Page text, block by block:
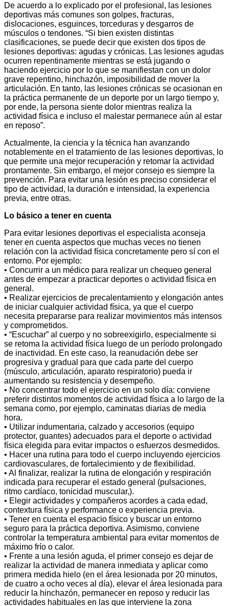
De acuerdo a lo explicado por el profesional, las lesiones
deportivas más comunes son golpes, fracturas,
dislocaciones, esguinces, torceduras y desgarros de
músculos o tendones. “Si bien existen distintas
clasificaciones, se puede decir que existen dos tipos de
lesiones deportivas: agudas y crónicas. Las lesiones agudas
ocurren repentinamente mientras se está jugando o
haciendo ejercicio por lo que se manifiestan con un dolor
grave repentino, hinchazón, imposibilidad de mover la
articulación. En tanto, las lesiones crónicas se ocasionan en
la práctica permanente de un deporte por un largo tiempo y,
por ende, la persona siente dolor mientras realiza la
actividad física e incluso el malestar permanece aún al estar
en reposo”.
Actualmente, la ciencia y la técnica han avanzando
notablemente en el tratamiento de las lesiones deportivas, lo
que permite una mejor recuperación y retomar la actividad
prontamente. Sin embargo, el mejor consejo es siempre la
prevención. Para evitar una lesión es preciso considerar el
tipo de actividad, la duración e intensidad, la experiencia
previa, entre otras.
Lo básico a tener en cuenta
Para evitar lesiones deportivas el especialista aconseja
tener en cuenta aspectos que muchas veces no tienen
relación con la actividad física concretamente pero sí con el
entorno. Por ejemplo:
• Concurrir a un médico para realizar un chequeo general
antes de empezar a practicar deportes o actividad física en
general.
• Realizar ejercicios de precalentamiento y elongación antes
de iniciar cualquier actividad física, ya que el cuerpo
necesita prepararse para realizar movimientos más intensos
y comprometidos.
• “Escuchar” al cuerpo y no sobreexigirlo, especialmente si
se retoma la actividad física luego de un período prolongado
de inactividad. En este caso, la reanudación debe ser
progresiva y gradual para que cada parte del cuerpo
(músculo, articulación, aparato respiratorio) pueda ir
aumentando su resistencia y desempeño.
• No concentrar todo el ejercicio en un solo día: conviene
preferir distintos momentos de actividad física a lo largo de la
semana como, por ejemplo, caminatas diarias de media
hora.
• Utilizar indumentaria, calzado y accesorios (equipo
protector, guantes) adecuados para el deporte o actividad
física elegida para evitar impactos o esfuerzos desmedidos.
• Hacer una rutina para todo el cuerpo incluyendo ejercicios
cardiovasculares, de fortalecimiento y de flexibilidad.
• Al finalizar, realizar la rutina de elongación y respiración
indicada para recuperar el estado general (pulsaciones,
ritmo cardíaco, tonicidad muscular,).
• Elegir actividades y compañeros acordes a cada edad,
contextura física y performance o experiencia previa.
• Tener en cuenta el espacio físico y buscar un entorno
seguro para la práctica deportiva. Asimismo, conviene
controlar la temperatura ambiental para evitar momentos de
máximo frío o calor.
• Frente a una lesión aguda, el primer consejo es dejar de
realizar la actividad de manera inmediata y aplicar como
primera medida hielo (en el área lesionada por 20 minutos,
de cuatro a ocho veces al día), elevar el área lesionada para
reducir la hinchazón, permanecer en reposo y reducir las
actividades habituales en las que interviene la zona